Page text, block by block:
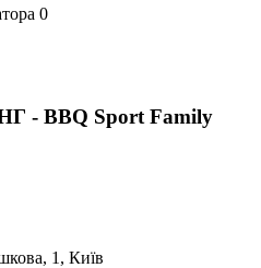
0
- BBQ Sport Family
1, Київ